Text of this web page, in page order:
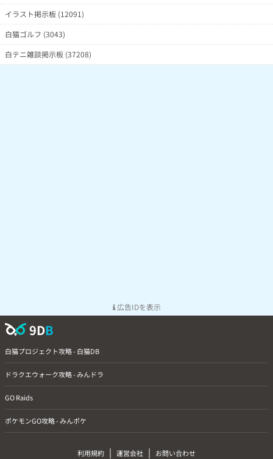
イラスト掲示板 (12091)
白猫ゴルフ (3043)
白テニ雑談掲示板 (37208)
広告IDを表示
9DB
白猫プロジェクト攻略 - 白猫DB
ドラクエウォーク攻略 - みんドラ
GO Raids
ポケモンGO攻略 - みんポケ
利用規約 | 運営会社 | お問い合わせ